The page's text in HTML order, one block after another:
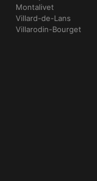
Montalivet
Villard-de-Lans
Villarodin-Bourget